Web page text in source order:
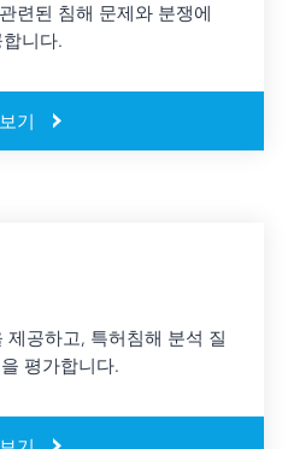
련된 침해 문제와 분쟁에
니다.
기
공하고, 특허침해 분석 질
평가합니다.